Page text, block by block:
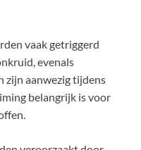
vaak getriggerd
evenals
zijn aanwezig tijdens
belangrijk is voor